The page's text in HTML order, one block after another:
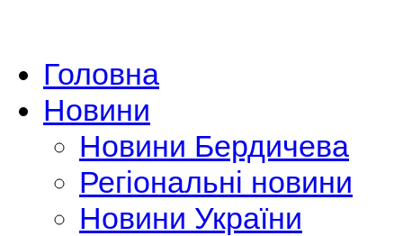
Головна
Новини
Новини Бердичева
Регіональні новини
Новини України